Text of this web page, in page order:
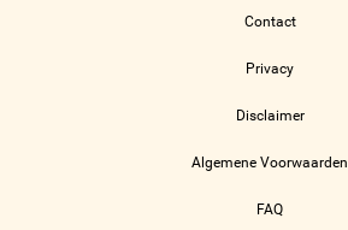
Contact
Privacy
Disclaimer
Algemene Voorwaarden
FAQ